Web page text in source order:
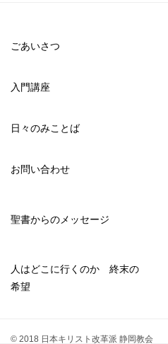
ごあいさつ
入門講座
日々のみことば
お問い合わせ
聖書からのメッセージ
人はどこに行くのか 終末の
希望
© 2018 日本キリスト改革派 静岡教会